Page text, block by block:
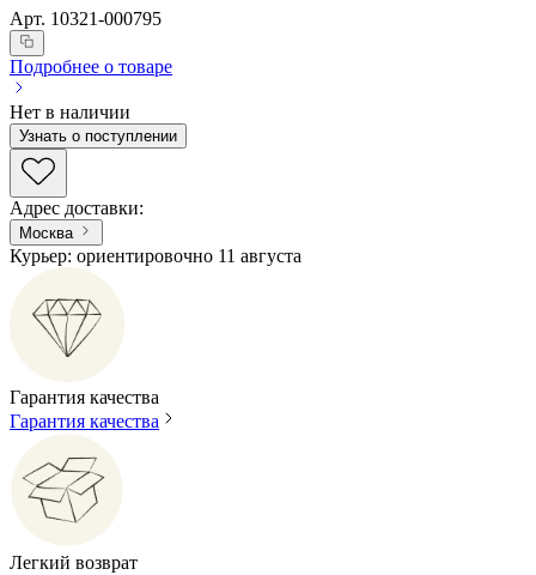
Арт. 10321-000795
Подробнее о товаре
Нет в наличии
Узнать о поступлении
Адрес доставки:
Москва
Курьер: ориентировочно 11 августа
Гарантия качества
Гарантия качества
Легкий возврат